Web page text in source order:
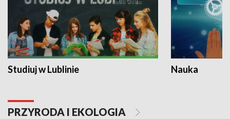
Studiuj w Lublinie Nauka
PRZYRODA I EKOLOGIA